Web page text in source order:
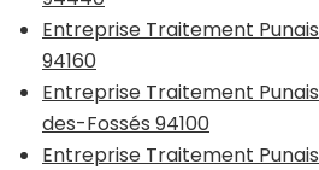
Entreprise Traitement
94160
Entreprise Traitement
des-Fossés 94100
Entreprise Traitement